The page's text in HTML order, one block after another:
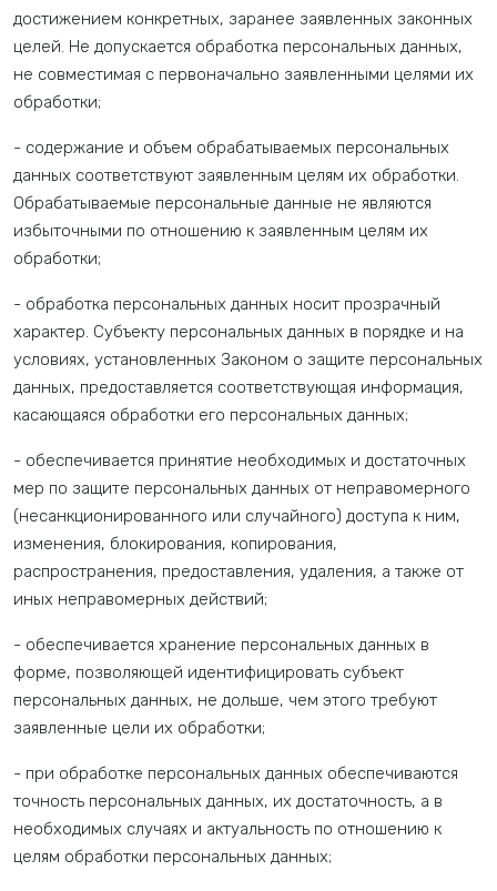
достижением конкретных, заранее заявленных законных
целей. Не допускается обработка персональных данных,
не совместимая с первоначально заявленными целями их
обработки;
- содержание и объем обрабатываемых персональных
данных соответствуют заявленным целям их обработки.
Обрабатываемые персональные данные не являются
избыточными по отношению к заявленным целям их
обработки;
- обработка персональных данных носит прозрачный
характер. Субъекту персональных данных в порядке и на
условиях, установленных Законом о защите персональных
данных, предоставляется соответствующая информация,
касающаяся обработки его персональных данных;
- обеспечивается принятие необходимых и достаточных
мер по защите персональных данных от неправомерного
(несанкционированного или случайного) доступа к ним,
изменения, блокирования, копирования,
распространения, предоставления, удаления, а также от
иных неправомерных действий;
- обеспечивается хранение персональных данных в
форме, позволяющей идентифицировать субъект
персональных данных, не дольше, чем этого требуют
заявленные цели их обработки;
- при обработке персональных данных обеспечиваются
точность персональных данных, их достаточность, а в
необходимых случаях и актуальность по отношению к
целям обработки персональных данных;